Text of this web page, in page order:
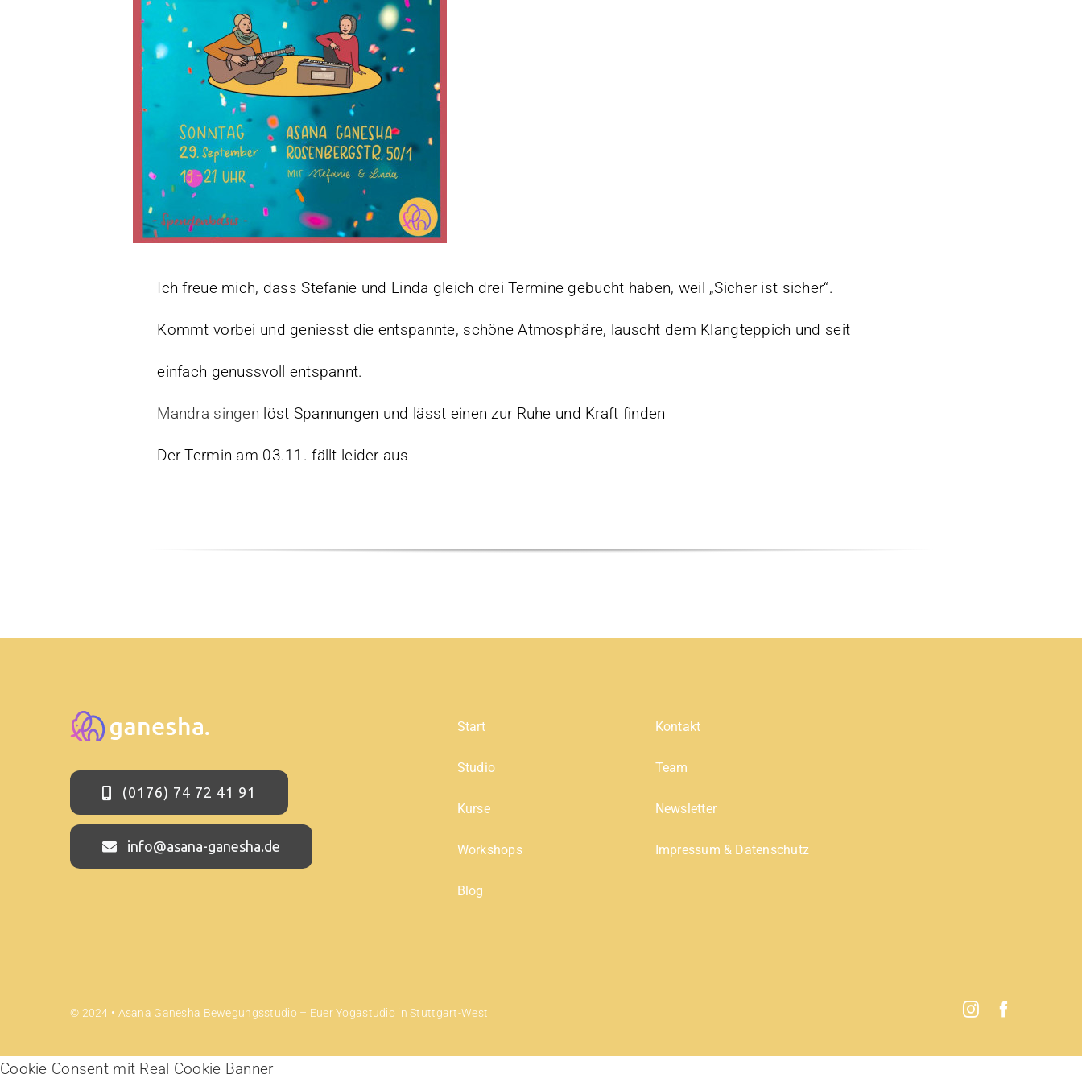
Ich freue mich, dass Stefanie und Linda gleich drei Termine gebucht haben, weil „Sicher ist sicher“.
Kommt vorbei und geniesst die entspannte, schöne Atmosphäre, lauscht dem Klangteppich und seit
einfach genussvoll entspannt.
Mandra singen löst Spannungen und lässt einen zur Ruhe und Kraft finden
Der Termin am 03.11. fällt leider aus
(0176) 74 72 41 91
info@asana-ganesha.de
Start
Studio
Kurse
Workshops
Blog
Kontakt
Team
Newsletter
Impressum & Datenschutz
© 2024 • Asana Ganesha Bewegungsstudio – Euer Yogastudio in Stuttgart-West
Cookie Consent mit Real Cookie Banner